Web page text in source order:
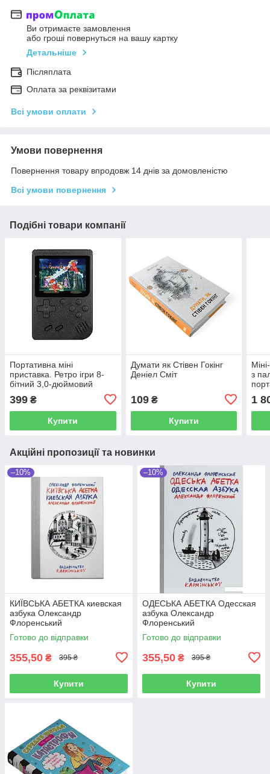
Ви отримаєте замовлення
або гроші повернуться на вашу картку
Детальніше
Післяплата
Оплата за реквізитами
Всі умови оплати
Умови повернення
Повернення товару впродовж 14 днів за домовленістю
Всі умови повернення
Подібні товари компанії
Портативна міні
приставка. Ретро ігри 8-
бітний 3,0-дюймовий
Чорна 400 ігор
399 ₴
Купити
Думати як Стівен Гокінг
Деніел Сміт
109₴
Купити
з
1
Акційні пропозиції та новинки
–10%
КИЇВСЬКА АБЕТКА киевская
азбука Олександр
Флоренський
Готово до відправки
355,50 ₴ 395 ₴
Купити
–10%
ОДЕСЬКА АБЕТКА Одесская
азбука Олександр
Флоренський
Готово до відправки
355,50 ₴ 395 ₴
Купити